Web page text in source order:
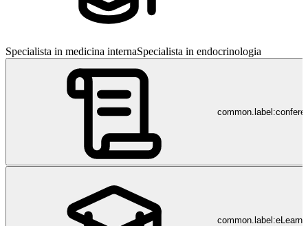
Specialista in medicina internaSpecialista in endocrinologia